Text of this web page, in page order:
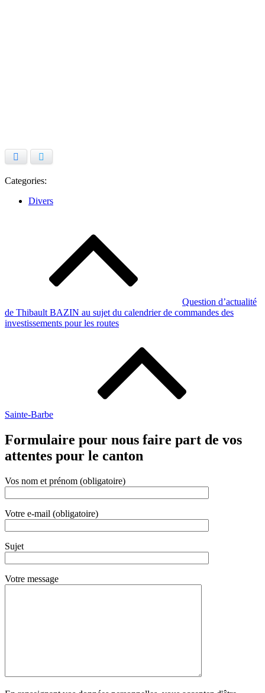
Categories:
Divers
Question d’actualité
de Thibault BAZIN au sujet du calendrier de commandes des
investissements pour les routes
Sainte-Barbe
Formulaire pour nous faire part de vos
attentes pour le canton
Vos nom et prénom (obligatoire)
Votre e-mail (obligatoire)
Sujet
Votre message